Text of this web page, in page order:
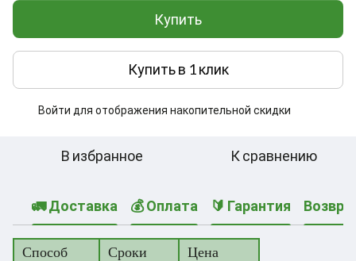
Купить
Купить в 1 клик
Войти для отображения накопительной скидки
В избранное К сравнению
🚛 Доставка 💰 Оплата 🔰 Гарантия
Способ Сроки Цена